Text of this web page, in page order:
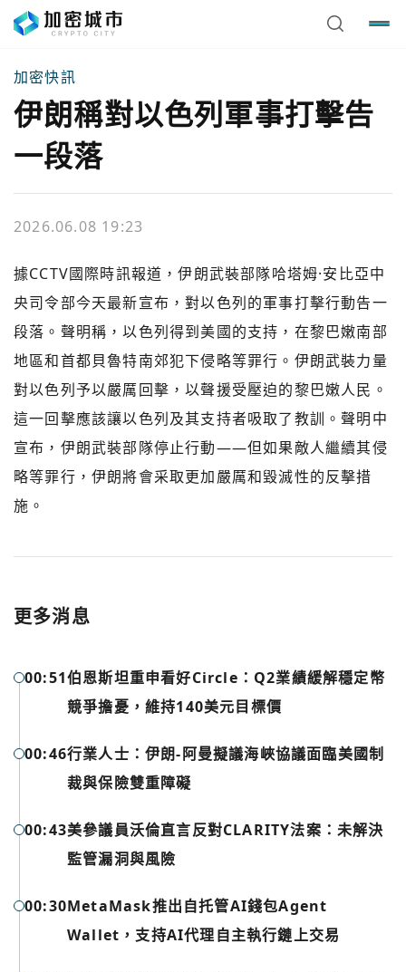
加密快訊
伊朗稱對以色列軍事打擊告
一段落
2026.06.08 19:23
據CCTV國際時訊報道，伊朗武裝部隊哈塔姆·安比亞中
央司令部今天最新宣布，對以色列的軍事打擊行動告一
段落。聲明稱，以色列得到美國的支持，在黎巴嫩南部
地區和首都貝魯特南郊犯下侵略等罪行。伊朗武裝力量
對以色列予以嚴厲回擊，以聲援受壓迫的黎巴嫩人民。
這一回擊應該讓以色列及其支持者吸取了教訓。聲明中
宣布，伊朗武裝部隊停止行動——但如果敵人繼續其侵
略等罪行，伊朗將會采取更加嚴厲和毀滅性的反擊措
施。
更多消息
00:51伯恩斯坦重申看好Circle：Q2業績緩解穩定幣
競爭擔憂，維持140美元目標價
00:46行業人士：伊朗-阿曼擬議海峽協議面臨美國制
裁與保險雙重障礙
00:43美參議員沃倫直言反對CLARITY法案：未解決
監管漏洞與風險
00:30MetaMask推出自托管AI錢包Agent
Wallet，支持AI代理自主執行鏈上交易
使用以下帳號繼續
Google
您已閒置5分鐘，請點擊關閉按鈕或空白處，即可回到加密
城市
今日熱門
關閉